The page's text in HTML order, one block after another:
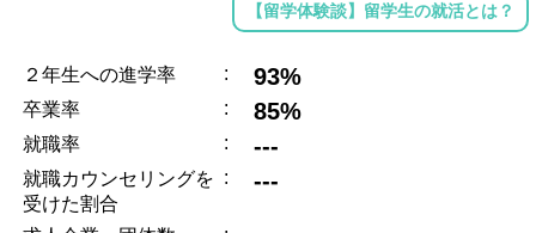
【留学体験談】留学生の就活とは？
２年生への進学率 : 93%
卒業率 : 85%
就職率 : ---
就職カウンセリングを
受けた割合
: ---